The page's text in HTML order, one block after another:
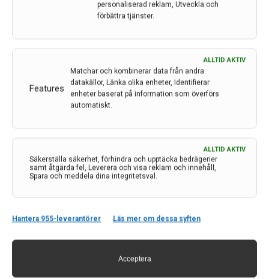
personaliserad reklam, Utveckla och
förbättra tjänster.
Features
ALLTID AKTIV
Matchar och kombinerar data från andra
datakällor, Länka olika enheter, Identifierar
enheter baserat på information som överförs
automatiskt.
Säkerställa säkerhet, förhindra och upptäcka bedrägerier
samt åtgärda fel, Leverera och visa reklam och innehåll,
Spara och meddela dina integritetsval.
ALLTID AKTIV
Hantera 955-leverantörer Läs mer om dessa syften
Acceptera
Hög biologisk ålder kan öka risken för demens
och stroke
Personer med högre biologisk ålder än deras faktiska